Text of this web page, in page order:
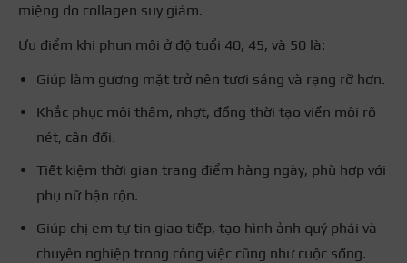
miệng do collagen suy giảm.
Ưu điểm khi phun môi ở độ tuổi 40, 45, và 50 là:
Giúp làm gương mặt trở nên tươi sáng và rạng rỡ hơn.
Khắc phục môi thâm, nhợt, đồng thời tạo viền môi rõ
nét, cân đối.
Tiết kiệm thời gian trang điểm hàng ngày, phù hợp với
phụ nữ bận rộn.
Giúp chị em tự tin giao tiếp, tạo hình ảnh quý phái và
chuyên nghiệp trong công việc cũng như cuộc sống.